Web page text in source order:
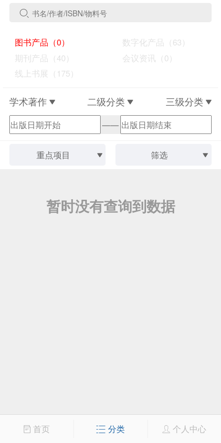
图书产品（0）
数字化产品（63）
期刊产品（40）
会议资讯（0）
线上书展（175）
学术著作 二级分类 三级分类
——
重点项目 筛选
暂时没有查询到数据
首页 分类 个人中心